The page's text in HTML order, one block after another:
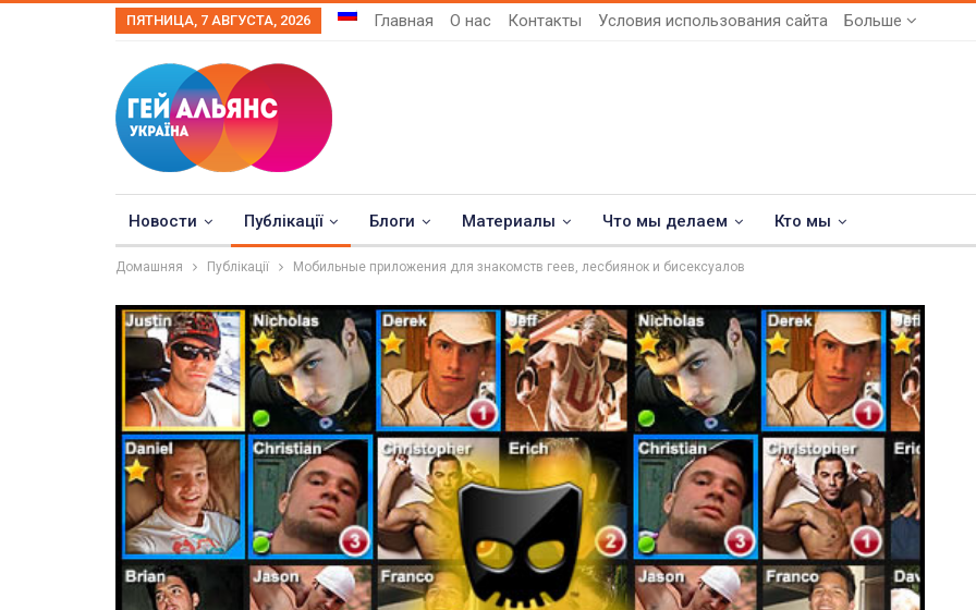
ПЯТНИЦА, 7 АВГУСТА, 2026 Главная О нас Контакты Условия использования сайта Больше
Новости Публікації Блоги Материалы Что мы делаем Кто мы
Домашняя Публікації Мобильные приложения для знакомств геев, лесбиянок и бисексуалов
ФОТО
ФОТО
В Берлине отпраздновали